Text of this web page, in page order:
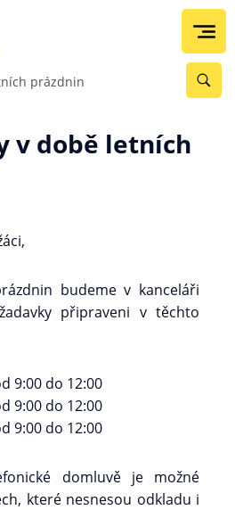
prázdnin
v době letních
budeme v kanceláři
připraveni v těchto
9:00 do 12:00
9:00 do 12:00
9:00 do 12:00
domluvě je možné
které nesnesou odkladu i